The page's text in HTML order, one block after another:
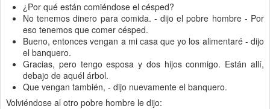
¿Por qué están comiéndose el césped?
No tenemos dinero para comida. - dijo el pobre hombre - Por
eso tenemos que comer césped.
Bueno, entonces vengan a mi casa que yo los alimentaré - dijo
el banquero.
Gracias, pero tengo esposa y dos hijos conmigo. Están allí,
debajo de aquél árbol.
Que vengan también, - dijo nuevamente el banquero.
Volviéndose al otro pobre hombre le dijo: